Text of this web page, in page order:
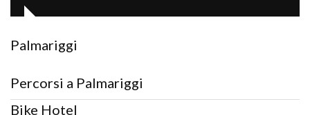
Palmariggi
Percorsi a Palmariggi
Bike Hotel